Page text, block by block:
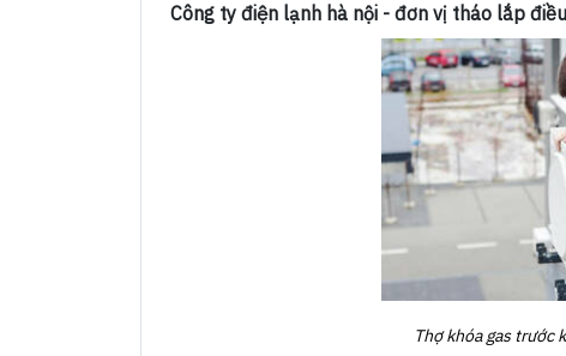
Công ty điện lạnh hà nội - đơn vị tháo lắp
Thợ khóa gas trước